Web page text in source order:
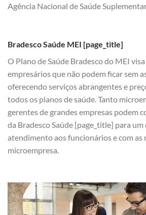
Agência Nacional de Saúde
Bradesco Saúde MEI [page_title]
O Plano de Saúde Bradesco do MEI
empresários que não podem ficar sem
oferecendo serviços abrangentes e
todos os planos de saúde. Tanto
gerentes de grandes empresas podem
da Bradesco Saúde [page_title] para
atendimento aos funcionários e com as
microempresa.